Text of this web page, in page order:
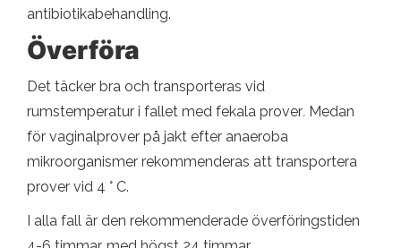
antibiotikabehandling.
Överföra
Det täcker bra och transporteras vid
rumstemperatur i fallet med fekala prover. Medan
för vaginalprover på jakt efter anaeroba
mikroorganismer rekommenderas att transportera
prover vid 4 ° C.
I alla fall är den rekommenderade överföringstiden